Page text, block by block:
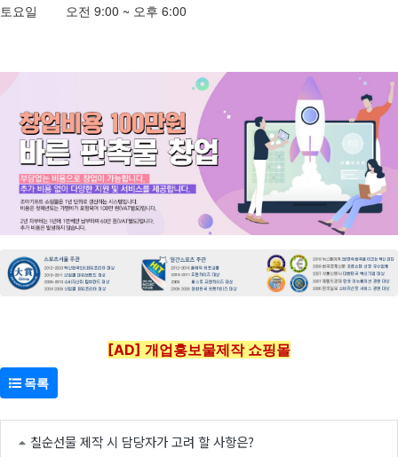
토요일 오전 9:00 ~ 오후 6:00
[AD] 개업홍보물제작 쇼핑몰
목록
칠순선물 제작 시 담당자가 고려 할 사항은?